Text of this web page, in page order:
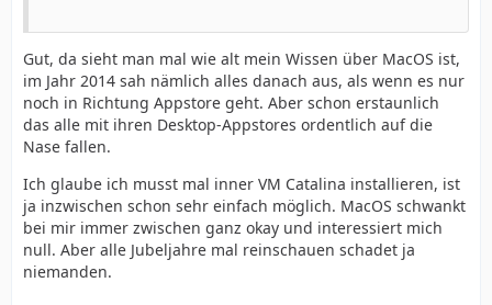
Gut, da sieht man mal wie alt mein Wissen über MacOS ist,
im Jahr 2014 sah nämlich alles danach aus, als wenn es nur
noch in Richtung Appstore geht. Aber schon erstaunlich
das alle mit ihren Desktop-Appstores ordentlich auf die
Nase fallen.
Ich glaube ich musst mal inner VM Catalina installieren, ist
ja inzwischen schon sehr einfach möglich. MacOS schwankt
bei mir immer zwischen ganz okay und interessiert mich
null. Aber alle Jubeljahre mal reinschauen schadet ja
niemanden.